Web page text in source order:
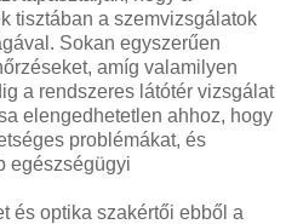
tisztában a szemvizsgálatok
Sokan egyszerűen
amíg valamilyen
a rendszeres látótér vizsgálat
elengedhetetlen ahhoz, hogy
problémákat, és
egészségügyi
és optika szakértői ebből a